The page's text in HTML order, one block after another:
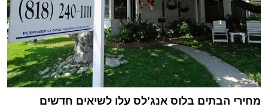
מחירי הבתים בלוס אנג'לס עלו לשיאים חדשים